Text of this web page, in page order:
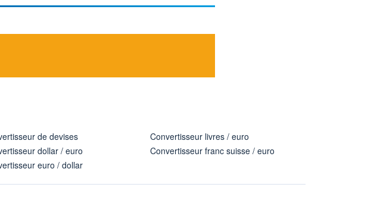
de devises
dollar / euro
euro / dollar
Convertisseur livres / euro
Convertisseur franc suisse / euro